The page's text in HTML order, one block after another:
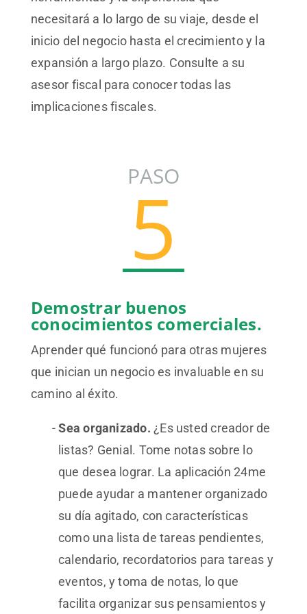
necesitará a lo largo de su viaje, desde el
inicio del negocio hasta el crecimiento y la
expansión a largo plazo. Consulte a su
asesor fiscal para conocer todas las
implicaciones fiscales.
Demostrar buenos
conocimientos comerciales.
Aprender qué funcionó para otras mujeres
que inician un negocio es invaluable en su
camino al éxito.
Sea organizado. ¿Es usted creador de
listas? Genial. Tome notas sobre lo
que desea lograr. La aplicación 24me
puede ayudar a mantener organizado
su día agitado, con características
como una lista de tareas pendientes,
calendario, recordatorios para tareas y
eventos, y toma de notas, lo que
facilita organizar sus pensamientos y